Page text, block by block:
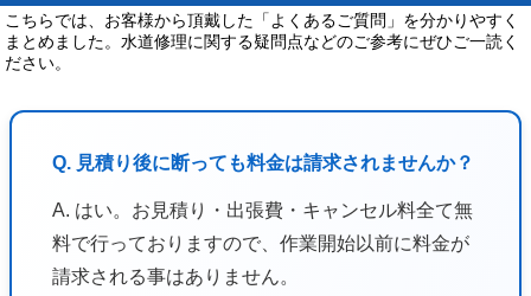
こちらでは、お客様から頂戴した「よくあるご質問」を分かりやすく
まとめました。水道修理に関する疑問点などのご参考にぜひご一読く
ださい。
Q. 見積り後に断っても料金は請求されませんか？
A. はい。お見積り・出張費・キャンセル料全て無
料で行っておりますので、作業開始以前に料金が
請求される事はありません。